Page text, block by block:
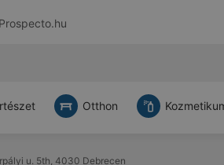
Prospecto.hu
Otthon
u. 5th, 4030 Debrecen